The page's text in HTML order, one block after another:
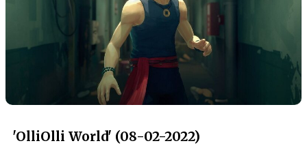
'OlliOlli World' (08-02-2022)